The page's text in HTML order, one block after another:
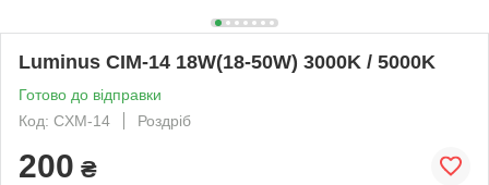
Luminus CIM-14 18W(18-50W) 3000K / 5000K
Готово до відправки
Код: CXM-14
Роздріб
200 ₴